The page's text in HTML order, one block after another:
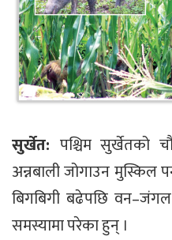
सुर्खेत: पश्चिम सुर्खेतको
अन्नबाली जोगाउन मुस्किल
बिगबिगी बढेपछि
समस्यामा परेका हुन् ।